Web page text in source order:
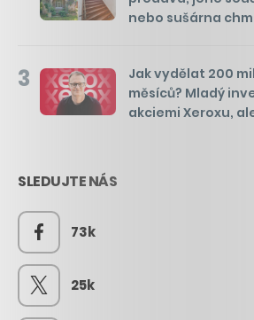
nebo sušárna
3
Jak vydělat 200
měsíců? Mladý
akciemi Xeroxu,
SLEDUJTE NÁS
73k
25k